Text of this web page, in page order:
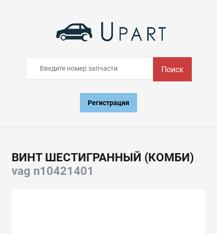
Поиск
Регистрация
ВИНТ ШЕСТИГРАННЫЙ (КОМБИ)
vag n10421401